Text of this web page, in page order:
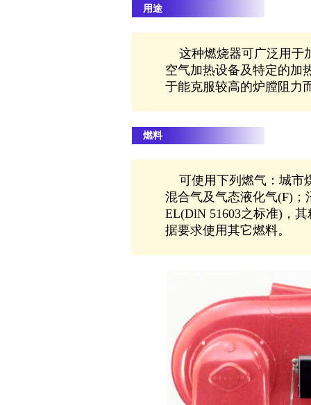
用途
这种燃烧器可广泛用于
空气加热设备及特定的加
于能克服较高的炉膛阻力
燃料
可使用下列燃气：城市
混合气及气态液化气(F)
EL(DlN 51603之标准)，
据要求使用其它燃料。